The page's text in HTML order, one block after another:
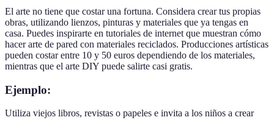
El arte no tiene que costar una fortuna. Considera crear tus propias
obras, utilizando lienzos, pinturas y materiales que ya tengas en
casa. Puedes inspirarte en tutoriales de internet que muestran cómo
hacer arte de pared con materiales reciclados. Producciones artísticas
pueden costar entre 10 y 50 euros dependiendo de los materiales,
mientras que el arte DIY puede salirte casi gratis.
Ejemplo:
Utiliza viejos libros, revistas o papeles e invita a los niños a crear